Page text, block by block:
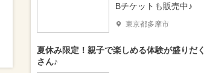
Bチケットも販売中♪
東京都多摩市
夏休み限定！親子で楽しめる体験が盛りだく
さん♪